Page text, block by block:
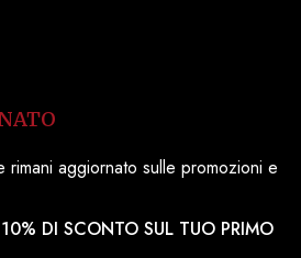
rimani aggiornato sulle promozioni e
DI SCONTO SUL TUO PRIMO